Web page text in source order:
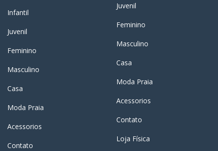
Infantil
Juvenil
Feminino
Masculino
Casa
Moda Praia
Acessorios
Contato
Juvenil
Feminino
Masculino
Casa
Moda Praia
Acessorios
Contato
Loja Física